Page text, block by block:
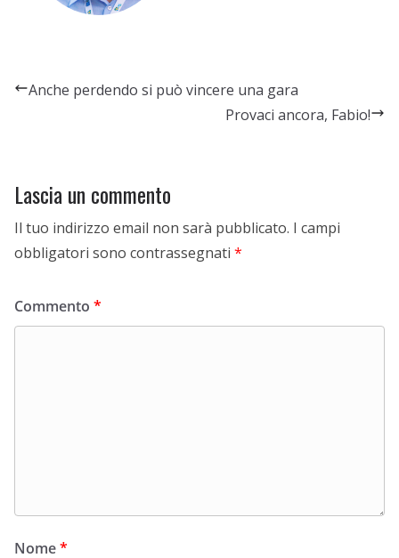
Anche perdendo si può vincere una gara
Provaci ancora, Fabio!
Lascia un commento
Il tuo indirizzo email non sarà pubblicato. I campi
obbligatori sono contrassegnati *
Commento *
Nome*